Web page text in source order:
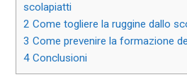
scolapiatti
2 Come togliere la ruggine dallo
3 Come prevenire la formazione
4 Conclusioni